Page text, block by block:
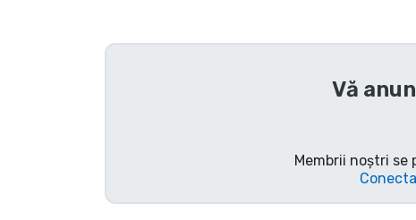
Vă
Membrii noștri
Sortare după Anime